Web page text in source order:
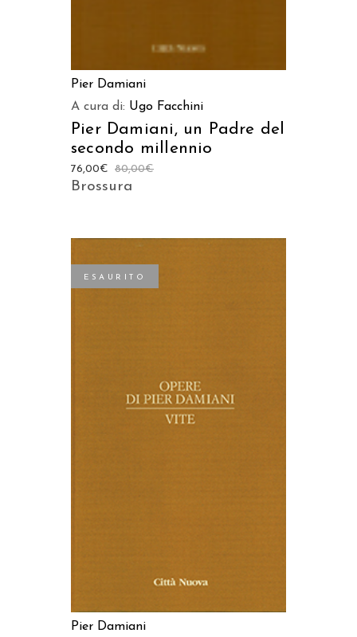
Pier Damiani
A cura di: Ugo Facchini
Pier Damiani, un Padre del
secondo millennio
80,00€
76,00€
Brossura
ESAURITO
LEGGI TUTTO
Pier Damiani